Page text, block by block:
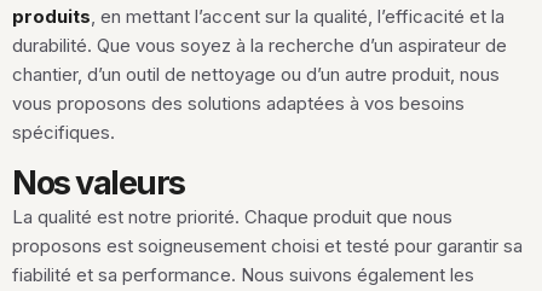
produits, en mettant l’accent sur la qualité, l’efficacité et la
durabilité. Que vous soyez à la recherche d’un aspirateur de
chantier, d’un outil de nettoyage ou d’un autre produit, nous
vous proposons des solutions adaptées à vos besoins
spécifiques.
Nos valeurs
La qualité est notre priorité. Chaque produit que nous
proposons est soigneusement choisi et testé pour garantir sa
fiabilité et sa performance. Nous suivons également les